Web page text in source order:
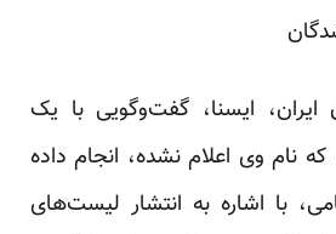
ایران، ایسنا، گفت‌وگویی با یک
که نام وی اعلام نشده، انجام داده
با اشاره به انتشار لیست‌های